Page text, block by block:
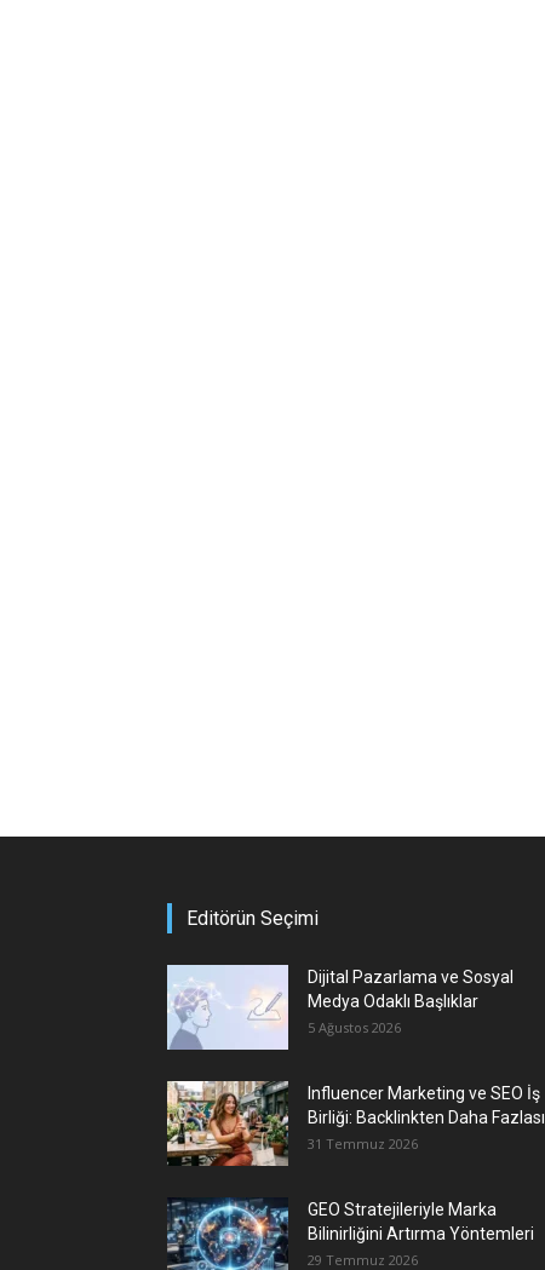
Editörün Seçimi
Dijital Pazarlama ve Sosyal
Medya Odaklı Başlıklar
5 Ağustos 2026
Influencer Marketing ve SEO İş
Birliği: Backlinkten Daha Fazlası
31 Temmuz 2026
GEO Stratejileriyle Marka
Bilinirliğini Artırma Yöntemleri
29 Temmuz 2026